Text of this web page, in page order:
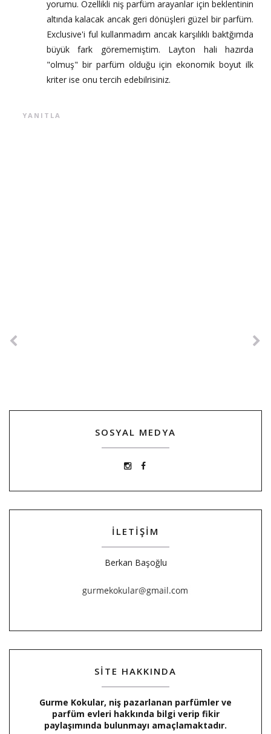
yorumu. Özellikli niş parfüm arayanlar için beklentinin
altında kalacak ancak geri dönüşleri güzel bir parfüm.
Exclusive'i ful kullanmadım ancak karşılıklı baktğımda
büyük fark görememiştim. Layton hali hazırda
"olmuş" bir parfüm olduğu için ekonomik boyut ilk
kriter ise onu tercih edebilrisiniz.
YANITLA
SOSYAL MEDYA
İLETİŞİM
Berkan Başoğlu
SİTE HAKKINDA
Gurme Kokular, niş pazarlanan parfümler ve
parfüm evleri hakkında bilgi verip fikir
paylaşımında bulunmayı amaçlamaktadır.